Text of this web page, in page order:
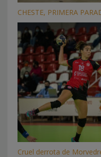
CHESTE, PRIMERA
Cruel derrota de